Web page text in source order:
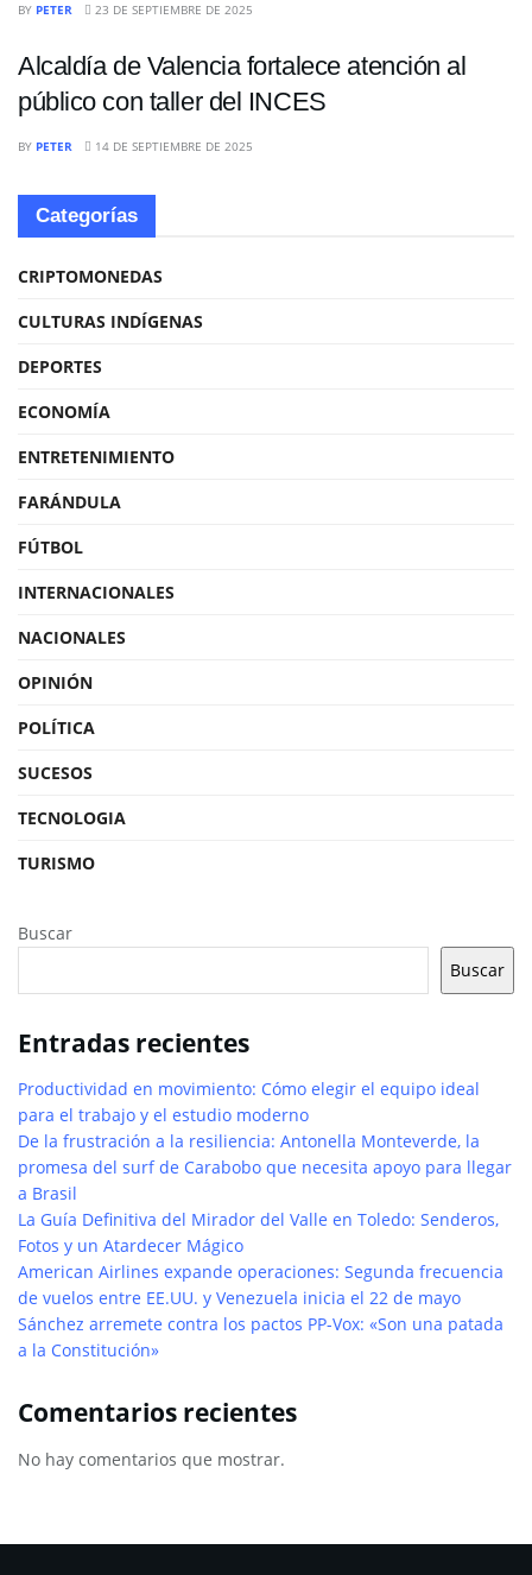
BY PETER 23 DE SEPTIEMBRE DE 2025
Alcaldía de Valencia fortalece atención al
público con taller del INCES
BY PETER 14 DE SEPTIEMBRE DE 2025
Categorías
CRIPTOMONEDAS
CULTURAS INDÍGENAS
DEPORTES
ECONOMÍA
ENTRETENIMIENTO
FARÁNDULA
FÚTBOL
INTERNACIONALES
NACIONALES
OPINIÓN
POLÍTICA
SUCESOS
TECNOLOGIA
TURISMO
Buscar
Buscar
Entradas recientes
Productividad en movimiento: Cómo elegir el equipo ideal
para el trabajo y el estudio moderno
De la frustración a la resiliencia: Antonella Monteverde, la
promesa del surf de Carabobo que necesita apoyo para llegar
a Brasil
La Guía Definitiva del Mirador del Valle en Toledo: Senderos,
Fotos y un Atardecer Mágico
American Airlines expande operaciones: Segunda frecuencia
de vuelos entre EE.UU. y Venezuela inicia el 22 de mayo
Sánchez arremete contra los pactos PP-Vox: «Son una patada
a la Constitución»
Comentarios recientes
No hay comentarios que mostrar.